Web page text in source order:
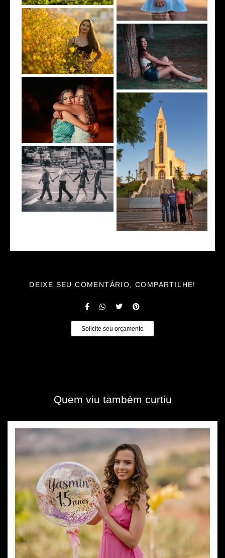
DEIXE SEU COMENTÁRIO, COMPARTILHE!
Solicite seu orçamento
Quem viu também curtiu